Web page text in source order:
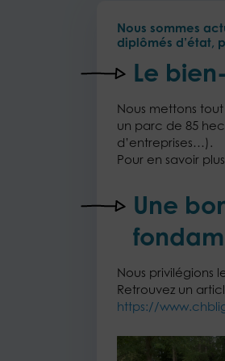
Nous sommes
diplômés d’état,
Le
Nous mettons
un parc de 85
d’entreprises…).
Pour en savoir
Une
Nous privilégions
Retrouvez un
https://